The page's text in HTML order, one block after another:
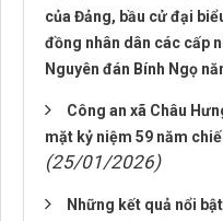
của Đảng, bầu cử đại
đồng nhân dân các cấp
Nguyên đán Bính Ngọ
Công an xã Châu
mặt kỷ niệm 59 năm
(25/01/2026)
Những kết quả nổi